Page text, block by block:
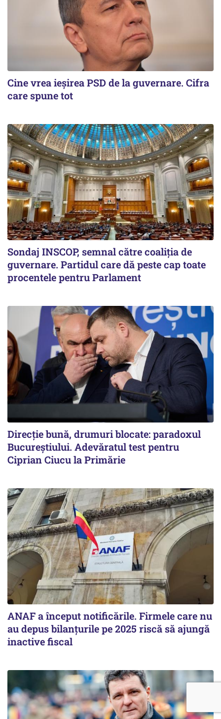
Cine vrea ieșirea PSD de la guvernare. Cifra
care spune tot
Sondaj INSCOP, semnal către coaliția de
guvernare. Partidul care dă peste cap toate
procentele pentru Parlament
Direcție bună, drumuri blocate: paradoxul
Bucureștiului. Adevăratul test pentru
Ciprian Ciucu la Primărie
ANAF a început notificările. Firmele care nu
au depus bilanțurile pe 2025 riscă să ajungă
inactive fiscal